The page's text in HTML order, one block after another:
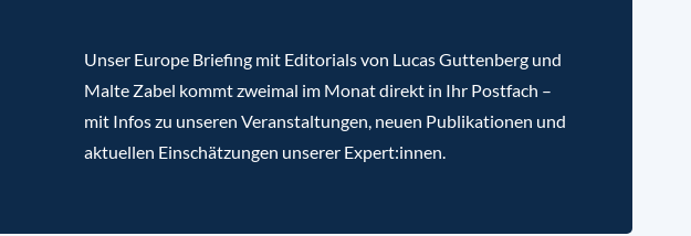
Unser Europe Briefing mit Editorials von Lucas Guttenberg und
Malte Zabel kommt zweimal im Monat direkt in Ihr Postfach –
mit Infos zu unseren Veranstaltungen, neuen Publikationen und
aktuellen Einschätzungen unserer Expert:innen.